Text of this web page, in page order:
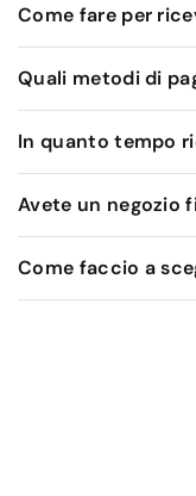
Come fare per
Quali metodi di
In quanto tempo
Avete un negozio
Come faccio a